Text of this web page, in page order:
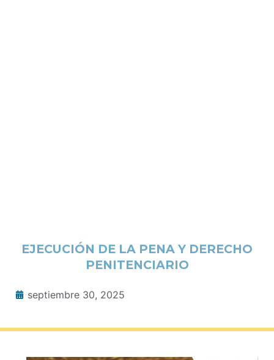
EJECUCIÓN DE LA PENA Y DERECHO
PENITENCIARIO
septiembre 30, 2025